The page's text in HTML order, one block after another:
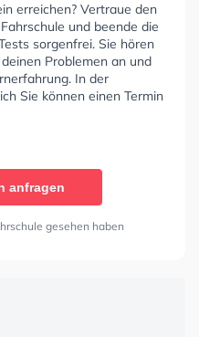
erreichen? Vertraue den
und beende die
sorgenfrei. Sie hören
Problemen an und
In der
Sie können einen Termin
anfragen
gesehen haben